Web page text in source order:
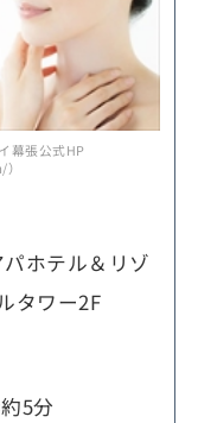
幕張公式HP
ホテル＆リゾ
タワー2F
5分